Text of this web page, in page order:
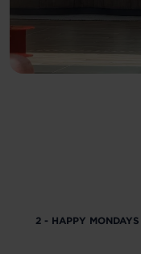
2 - HAPPY MONDAYS